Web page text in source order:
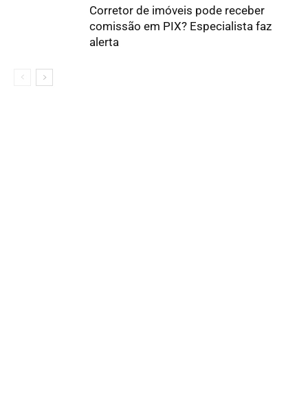
Corretor de imóveis pode receber
comissão em PIX? Especialista faz
alerta